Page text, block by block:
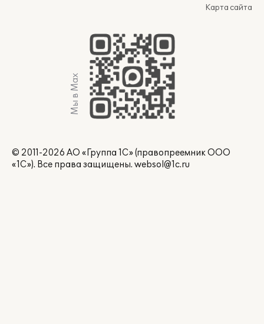
Карта сайта
Мы в Max
© 2011-2026 АО «Группа 1С» (правопреемник ООО
«1С»). Все права защищены. websol@1c.ru